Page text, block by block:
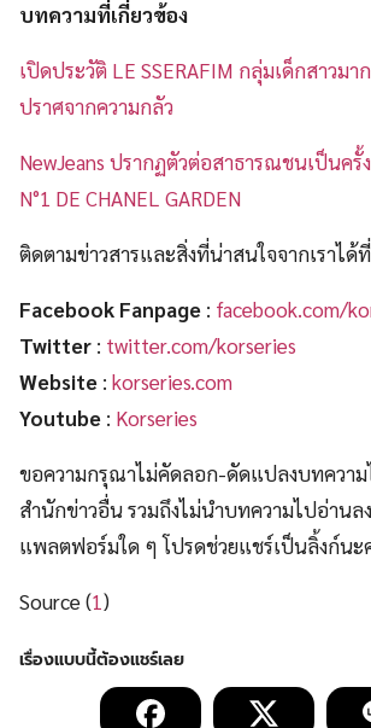
บทความที่เกี่ยวข้อง
เปิดประวัติ LE SSERAFIM กลุ่มเด็กสาวมา
ปราศจากความกลัว
NewJeans ปรากฏตัวต่อสาธารณชนเป็นครั้
N°1 DE CHANEL GARDEN
ติดตามข่าวสารและสิ่งที่น่าสนใจจากเราได้ที่
Facebook Fanpage : facebook.com/
Twitter : twitter.com/korseries
Website : korseries.com
Youtube : Korseries
ขอความกรุณาไม่คัดลอก-ดัดแปลงบทความ
สำนักข่าวอื่น รวมถึงไม่นำบทความไปอ่านล
แพลตฟอร์มใด ๆ โปรดช่วยแชร์เป็นลิ้งก์น
Source (1)